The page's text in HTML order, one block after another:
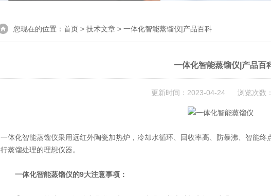
您现在的位置： 首页 > 技术文章 > 一体化智能蒸馏仪|产品百科
一体化智能蒸馏仪|产品百
更新时间：2023-04-24 浏览次数
一体化智能蒸馏仪采用远红外陶瓷加热炉，冷却水循环、回收率高、防暴沸、智能
行蒸馏处理的理想仪器。
一体化智能蒸馏仪的9大注意事项：